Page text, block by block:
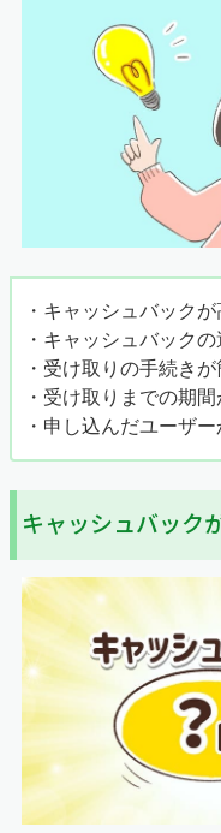
開通工事は立ち会
しょう。
使っていた光回線
他社の光回線を利
は、工事日の日程
れましょう。
解約の連絡はauひ
し、開通後に解約す
無駄に払う費用が発
少しでも費用を抑
プロ
郵便物を受け取る
・キャッシュバック
・キャッシュバック
・受け取りの手続き
・受け取りまでの期
・申し込んだユーザ
キャッシュバック